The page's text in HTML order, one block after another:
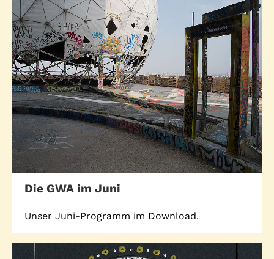
E-Mail:
info@gwa-stpauli.de
Spenden: Investieren Sie in die GWA!
News Kalender
Kontakt Impressum Datenschutz
Die GWA im Juni
Unser Juni-Programm im Download.